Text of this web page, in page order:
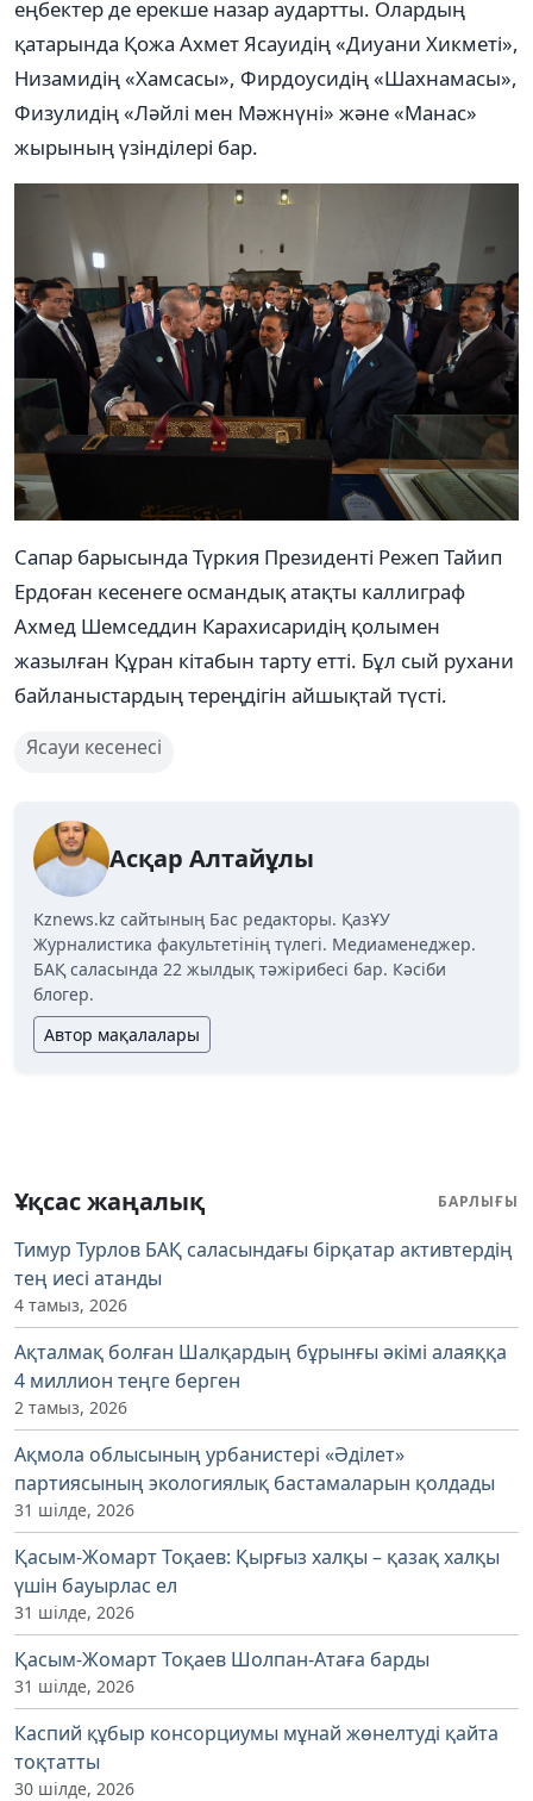
еңбектер де ерекше назар аудартты. Олардың
қатарында Қожа Ахмет Ясауидің «Диуани Хикметі»,
Низамидің «Хамсасы», Фирдоусидің «Шахнамасы»,
Физулидің «Ләйлі мен Мәжнүні» және «Манас»
жырының үзінділері бар.
Сапар барысында Түркия Президенті Режеп Тайип
Ердоған кесенеге османдық атақты каллиграф
Ахмед Шемседдин Карахисаридің қолымен
жазылған Құран кітабын тарту етті. Бұл сый рухани
байланыстардың тереңдігін айшықтай түсті.
Ясауи кесенесі
Асқар Алтайұлы
Kznews.kz сайтының Бас редакторы. ҚазҰУ
Журналистика факультетінің түлегі. Медиаменеджер.
БАҚ саласында 22 жылдық тәжірибесі бар. Кәсіби
блогер.
Автор мақалалары
Ұқсас жаңалық БАРЛЫҒЫ
Тимур Турлов БАҚ саласындағы бірқатар активтердің
тең иесі атанды
4 тамыз, 2026
Ақталмақ болған Шалқардың бұрынғы әкімі алаяққа
4 миллион теңге берген
2 тамыз, 2026
Ақмола облысының урбанистері «Әділет»
партиясының экологиялық бастамаларын қолдады
31 шілде, 2026
Қасым-Жомарт Тоқаев: Қырғыз халқы – қазақ халқы
үшін бауырлас ел
31 шілде, 2026
Қасым-Жомарт Тоқаев Шолпан-Атаға барды
31 шілде, 2026
Каспий құбыр консорциумы мұнай жөнелтуді қайта
тоқтатты
30 шілде, 2026